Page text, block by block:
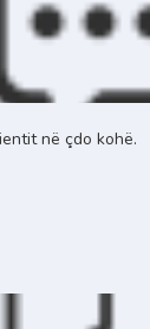
në çdo kohë.